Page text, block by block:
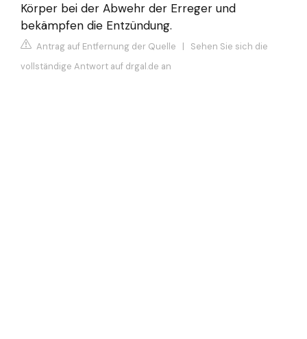
Körper bei der Abwehr der Erreger und
bekämpfen die Entzündung.
Antrag auf Entfernung der Quelle | Sehen Sie sich die
vollständige Antwort auf drgal.de an